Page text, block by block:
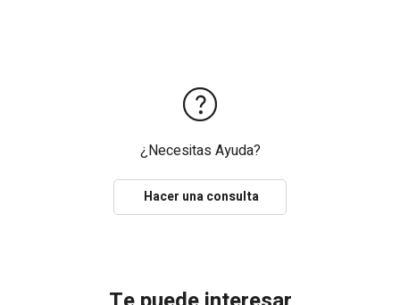
¿Necesitas Ayuda?
Hacer una consulta